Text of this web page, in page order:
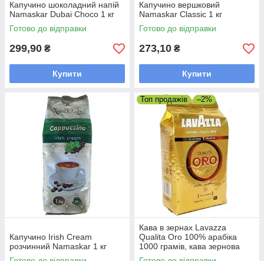
Капучино шоколадний напій
Namaskar Dubai Choco 1 кг
Готово до відправки
299,90 ₴
Купити
Капучино вершковий
Namaskar Classic 1 кг
Готово до відправки
273,10 ₴
Купити
Капучино Irish Cream
розчинний Namaskar 1 кг
Топ продажів –2%
Кава в зернах Lavazza
Qualita Oro 100% арабіка
1000 грамів, кава зернова
лавацца в пачці